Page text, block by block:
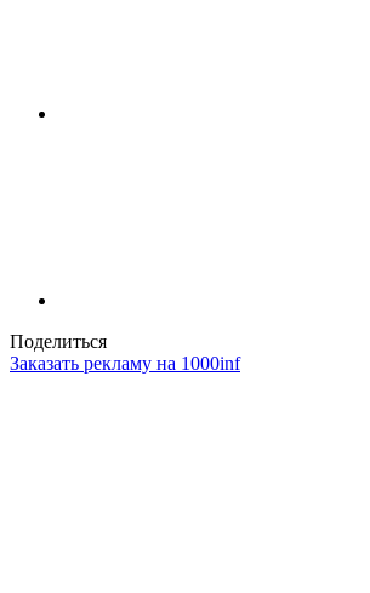
Поделиться
Заказать рекламу на 1000inf